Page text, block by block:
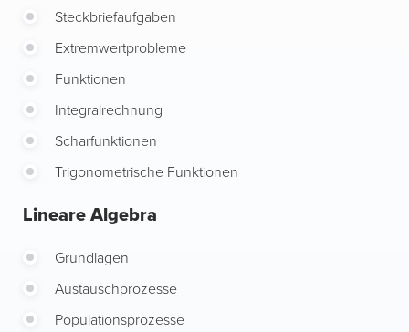
Steckbriefaufgaben
Extremwertprobleme
Funktionen
Integralrechnung
Scharfunktionen
Trigonometrische Funktionen
Lineare Algebra
Grundlagen
Austauschprozesse
Populationsprozesse